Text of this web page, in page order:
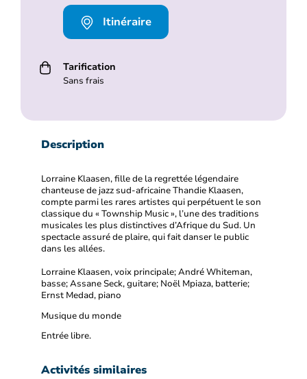
Itinéraire
Tarification
Sans frais
Description
Lorraine Klaasen, fille de la regrettée légendaire
chanteuse de jazz sud-africaine Thandie Klaasen,
compte parmi les rares artistes qui perpétuent le son
classique du « Township Music », l’une des traditions
musicales les plus distinctives d’Afrique du Sud. Un
spectacle assuré de plaire, qui fait danser le public
dans les allées.
Lorraine Klaasen, voix principale; André Whiteman,
basse; Assane Seck, guitare; Noël Mpiaza, batterie;
Ernst Medad, piano
Musique du monde
Entrée libre.
Activités similaires